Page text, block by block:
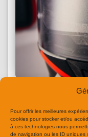
Pour offrir les meilleures
cookies pour stocker et/ou
à ces technologies nous
de navigation ou les ID uniques
Bikeguard : Le
glace